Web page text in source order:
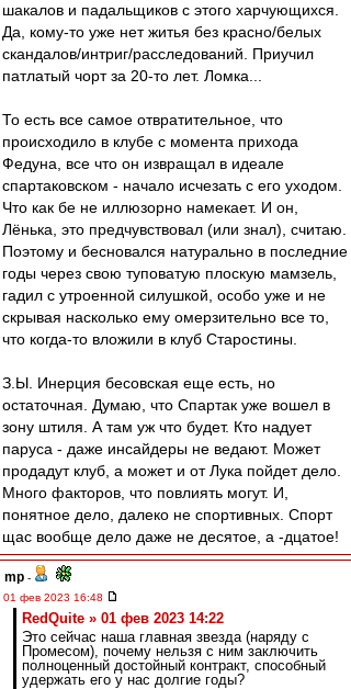
шакалов и падальщиков с этого харчующихся.
Да, кому-то уже нет житья без красно/белых
скандалов/интриг/расследований. Приучил
патлатый чорт за 20-то лет. Ломка...
То есть все самое отвратительное, что
происходило в клубе с момента прихода
Федуна, все что он извращал в идеале
спартаковском - начало исчезать с его уходом.
Что как бе не иллюзорно намекает. И он,
Лёнька, это предчувствовал (или знал), считаю.
Поэтому и бесновался натурально в последние
годы через свою туповатую плоскую мамзель,
гадил с утроенной силушкой, особо уже и не
скрывая насколько ему омерзительно все то,
что когда-то вложили в клуб Старостины.
З.Ы. Инерция бесовская еще есть, но
остаточная. Думаю, что Спартак уже вошел в
зону штиля. А там уж что будет. Кто надует
паруса - даже инсайдеры не ведают. Может
продадут клуб, а может и от Лука пойдет дело.
Много факторов, что повлиять могут. И,
понятное дело, далеко не спортивных. Спорт
щас вообще дело даже не десятое, а -дцатое!
mp -
01 фев 2023 16:48
RedQuite » 01 фев 2023 14:22
Это сейчас наша главная звезда (наряду с
Промесом), почему нельзя с ним заключить
полноценный достойный контракт, способный
удержать его у нас долгие годы?